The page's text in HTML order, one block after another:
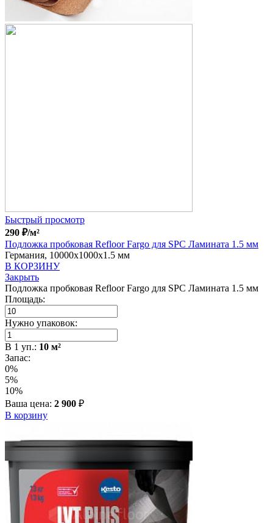
Быстрый просмотр
290 ₽/м²
Подложка пробковая Refloor Fargo для SPC Ламината 1.5 мм
Германия, 10000x1000x1.5 мм
В КОРЗИНУ
Закрыть
Подложка пробковая Refloor Fargo для SPC Ламината 1.5 мм
Площадь:
Нужно упаковок:
В 1 уп.: 10 м²
Запас:
0%
5%
10%
Ваша цена: 2 900 ₽
В корзину